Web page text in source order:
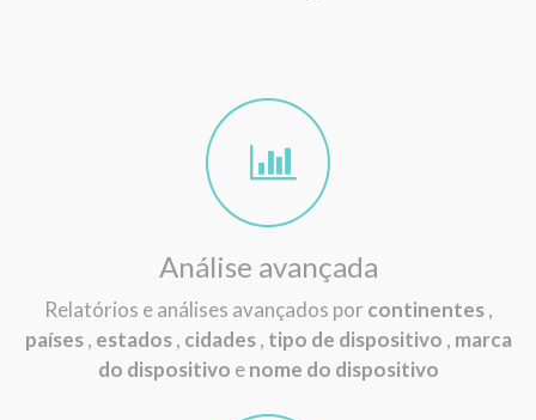
Análise avançada
Relatórios e análises avançados por continentes,
países, estados, cidades, tipo de dispositivo , marca
do dispositivo enome do dispositivo